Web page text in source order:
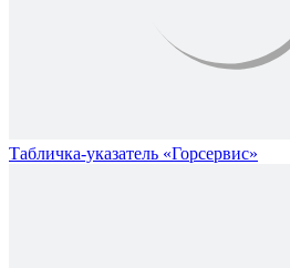
Табличка-указатель «Горсервис»